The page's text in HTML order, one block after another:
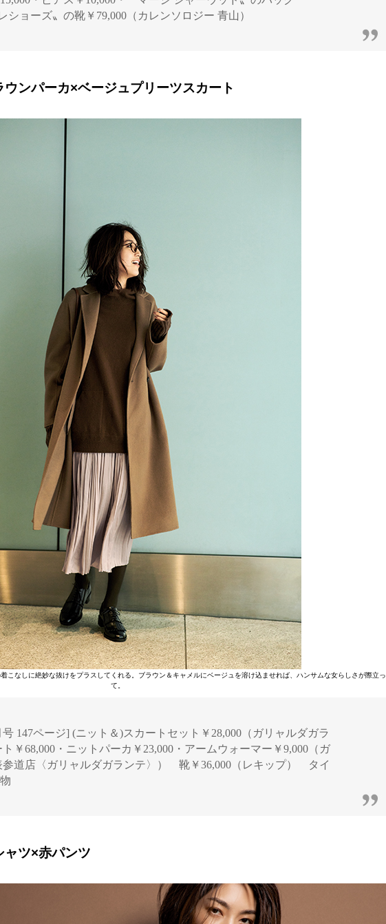
ショーズ〟の靴￥79,000（カレンソロジー 青山）
ウンパーカ×ベージュプリーツスカート
こなしに絶妙な抜けをプラスしてくれる。ブラウン＆キャメルにベージュを溶け込ませれば、ハンサムな女らしさが際立っ
て。
号 147ページ] (ニット＆)スカートセット￥28,000（ガリャルダガラ
￥68,000・ニットパーカ￥23,000・アームウォーマー￥9,000（ガ
参道店〈ガリャルダガランテ〉） 靴￥36,000（レキップ） タイ
ャツ×赤パンツ